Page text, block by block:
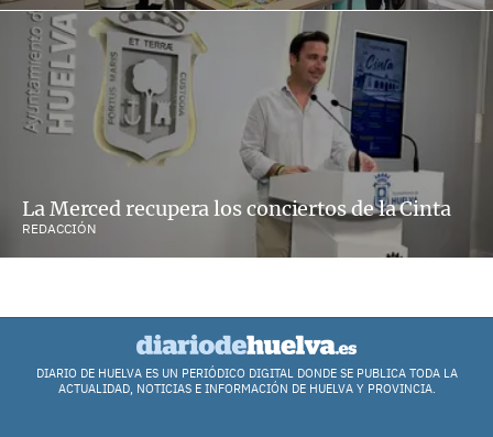
La Merced recupera los conciertos de la Cinta
REDACCIÓN
DIARIO DE HUELVA ES UN PERIÓDICO DIGITAL DONDE SE PUBLICA TODA LA
ACTUALIDAD, NOTICIAS E INFORMACIÓN DE HUELVA Y PROVINCIA.